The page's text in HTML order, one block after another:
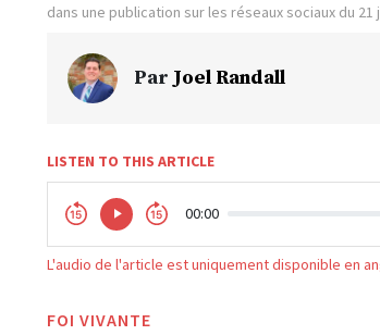
dans une publication sur les réseaux sociaux du 21
Par Joel Randall
LISTEN TO THIS ARTICLE
00:00
L'audio de l'article est uniquement disponible en
FOI VIVANTE